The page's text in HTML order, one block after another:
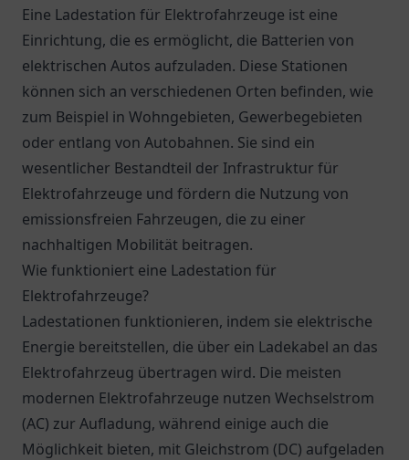
Eine Ladestation für Elektrofahrzeuge ist eine
Einrichtung, die es ermöglicht, die Batterien von
elektrischen Autos aufzuladen. Diese Stationen
können sich an verschiedenen Orten befinden, wie
zum Beispiel in Wohngebieten, Gewerbegebieten
oder entlang von Autobahnen. Sie sind ein
wesentlicher Bestandteil der Infrastruktur für
Elektrofahrzeuge und fördern die Nutzung von
emissionsfreien Fahrzeugen, die zu einer
nachhaltigen Mobilität beitragen.
Wie funktioniert eine Ladestation für
Elektrofahrzeuge?
Ladestationen funktionieren, indem sie elektrische
Energie bereitstellen, die über ein Ladekabel an das
Elektrofahrzeug übertragen wird. Die meisten
modernen Elektrofahrzeuge nutzen Wechselstrom
(AC) zur Aufladung, während einige auch die
Möglichkeit bieten, mit Gleichstrom (DC) aufgeladen